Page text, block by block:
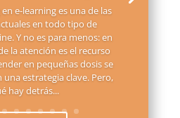
e-learning es una de las
en todo tipo de
Y no es para menos: en
la atención es el recurso
en pequeñas dosis se
estrategia clave. Pero,
hay detrás...